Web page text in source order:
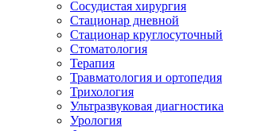
Сосудистая хирургия
Стационар дневной
Стационар круглосуточный
Стоматология
Терапия
Травматология и ортопедия
Трихология
Ультразвуковая диагностика
Урология